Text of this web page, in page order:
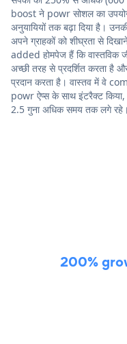
boost ने powr सोशल का
अनुयायियों तक बढ़ा दिया है।
अपने ग्राहकों को शीघ्रता से
added होमपेज हैं कि वास्तविक
अच्छी तरह से प्रदर्शित करता है
प्रदान करता है। वास्तव में वे
powr ऐप्स के साथ इंटरैक्ट किया,
2.5 गुना अधिक समय तक लगे रहे।
200%